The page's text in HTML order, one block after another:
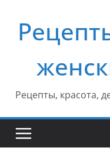
содержимому
Рецепты, красота,